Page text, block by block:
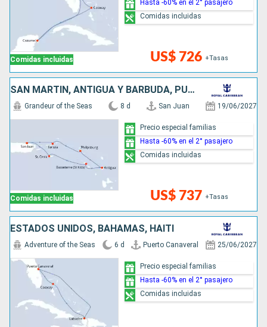
Comidas incluidas US$ 726 +Tasas
Hasta -60% en el 2° pasajero
Comidas incluidas
SAN MARTÍN, ANTIGUA Y BARBUDA, PUERTO RICO
Comidas incluidas
Grandeur of the Seas 8 d San Juan 19/06/2027
US$ 737 +Tasas
Precio especial familias
Hasta -60% en el 2° pasajero
Comidas incluidas
ESTADOS UNIDOS, BAHAMAS, HAITI
Adventure of the Seas 6 d Puerto Canaveral 25/06/2027
Precio especial familias
Hasta -60% en el 2° pasajero
Comidas incluidas